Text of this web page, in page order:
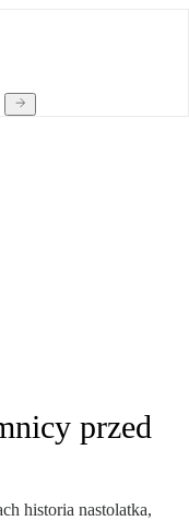
przed
historia nastolatka,